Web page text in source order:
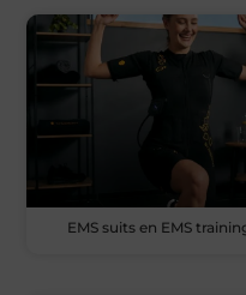
EMS suits en EMS